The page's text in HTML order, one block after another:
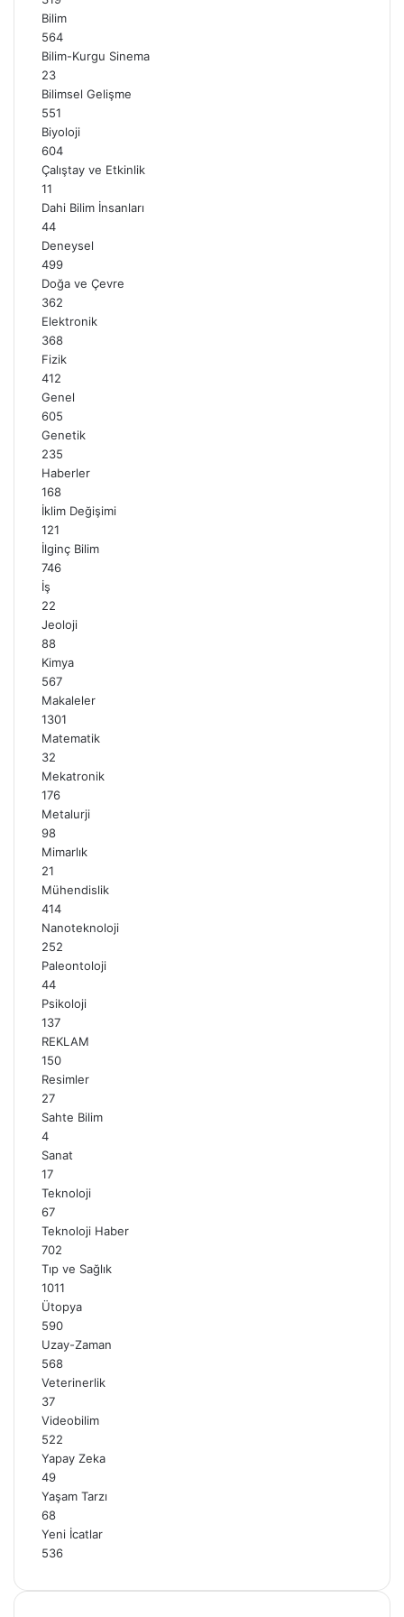
Bilim
564
Bilim-Kurgu Sinema
23
Bilimsel Gelişme
551
Biyoloji
604
Çalıştay ve Etkinlik
11
Dahi Bilim İnsanları
44
Deneysel
499
Doğa ve Çevre
362
Elektronik
368
Fizik
412
Genel
605
Genetik
235
Haberler
168
İklim Değişimi
121
İlginç Bilim
746
İş
22
Jeoloji
88
Kimya
567
Makaleler
1301
Matematik
32
Mekatronik
176
Metalurji
98
Mimarlık
21
Mühendislik
414
Nanoteknoloji
252
Paleontoloji
44
Psikoloji
137
REKLAM
150
Resimler
27
Sahte Bilim
4
Sanat
17
Teknoloji
67
Teknoloji Haber
702
Tıp ve Sağlık
1011
Ütopya
590
Uzay-Zaman
568
Veterinerlik
37
Videobilim
522
Yapay Zeka
49
Yaşam Tarzı
68
Yeni İcatlar
536